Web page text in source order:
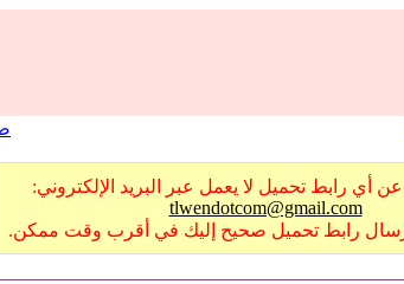
عن أي رابط تحميل لا يعمل عبر البريد الإلكتروني:
tlwendotcom@gmail.com
رابط تحميل صحيح إليك في أقرب وقت ممكن.